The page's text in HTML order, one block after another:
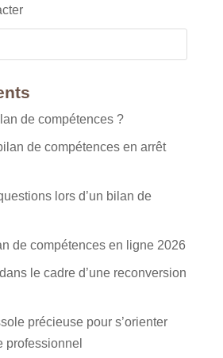
de compétences ?
de compétences en arrêt
lors d’un bilan de
de compétences en ligne 2026
le cadre d’une reconversion
précieuse pour s’orienter
professionnel